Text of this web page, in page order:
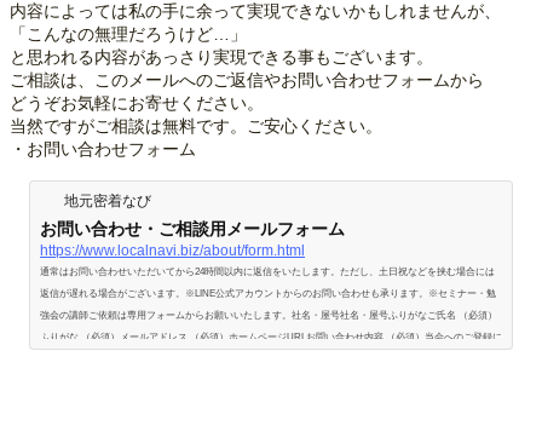
内容によっては私の手に余って実現できないかもしれませんが、
「こんなの無理だろうけど…」
と思われる内容があっさり実現できる事もございます。
ご相談は、このメールへのご返信やお問い合わせフォームから
どうぞお気軽にお寄せください。
当然ですがご相談は無料です。ご安心ください。
・お問い合わせフォーム
地元密着なび
お問い合わせ・ご相談用メールフォーム
https://www.localnavi.biz/about/form.html
通常はお問い合わせいただいてから24時間以内に返信をいたします。ただし、土日祝などを挟む場合には
返信が遅れる場合がございます。※LINE公式アカウントからのお問い合わせも承ります。※セミナー・勉
強会の講師ご依頼は専用フォームからお願いいたします。社名・屋号社名・屋号ふりがなご氏名 （必須）
ふりがな （必須）メールアドレス （必須）ホームページURLお問い合わせ内容 （必須）当会へのご登録に